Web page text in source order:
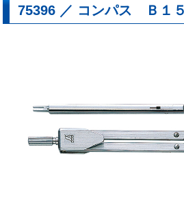
75396 ／ コンパス Ｂ１